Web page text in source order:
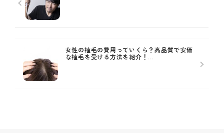
女性の植毛の費用っていくら？高品質で安価
な植毛を受ける方法を紹介！...